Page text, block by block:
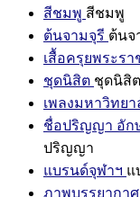
สีชมพู สีชมพู
ต้นจามจุรี ต้นจ
เสื้อครุยพระร
ชุดนิสิต ชุดนิสิต
เพลงมหาวิทยา
ชื่อปริญญา อัก
ปริญญา
แบรนด์จุฬาฯ แ
ภาพบรรยากาศ